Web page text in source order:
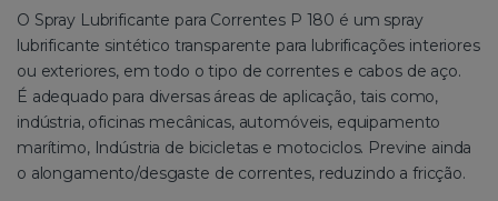
O Spray Lubrificante para Correntes P 180 é um spray
lubrificante sintético transparente para lubrificações interiores
ou exteriores, em todo o tipo de correntes e cabos de aço.
É adequado para diversas áreas de aplicação, tais como,
indústria, oficinas mecânicas, automóveis, equipamento
marítimo, Indústria de bicicletas e motociclos. Previne ainda
o alongamento/desgaste de correntes, reduzindo a fricção.